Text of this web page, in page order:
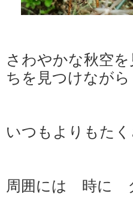
さわやかな秋空
ちを見つけなが
いつもよりもたく
周囲には 時に